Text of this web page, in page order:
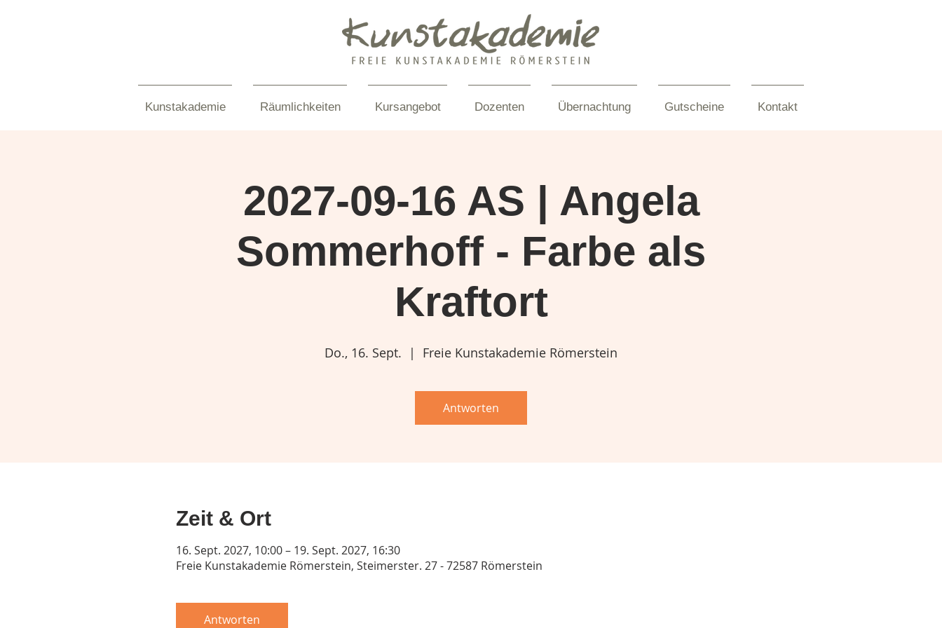
Kunstakademie Räumlichkeiten Kursangebot Dozenten Übernachtung Gutscheine Kontakt
2027-09-16 AS | Angela
Sommerhoff - Farbe als
Kraftort
Do., 16. Sept.
  |
Freie Kunstakademie Römerstein
Antworten
Zeit & Ort
16. Sept. 2027, 10:00 – 19. Sept. 2027, 16:30
Freie Kunstakademie Römerstein, Steimerster. 27 - 72587 Römerstein
Antworten